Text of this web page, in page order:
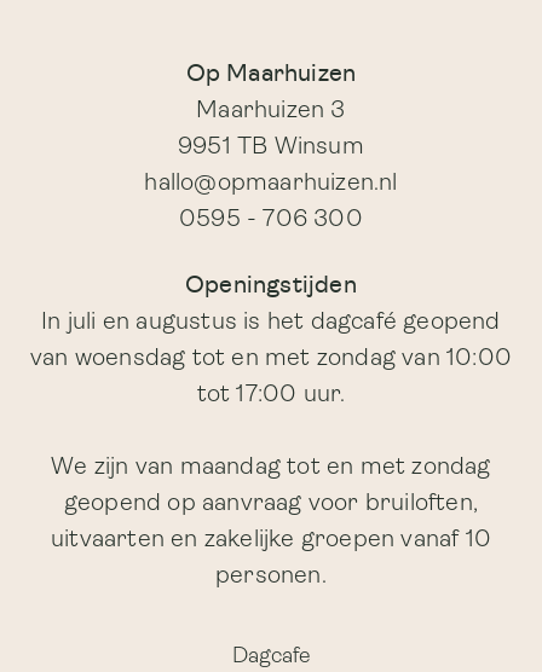
Op Maarhuizen
Maarhuizen 3
9951 TB Winsum
hallo@opmaarhuizen.nl
0595 - 706 300
Openingstijden
In juli en augustus is het dagcafé geopend
van woensdag tot en met zondag van 10:00
tot 17:00 uur.
We zijn van maandag tot en met zondag
geopend op aanvraag voor bruiloften,
uitvaarten en zakelijke groepen vanaf 10
personen.
Dagcafe